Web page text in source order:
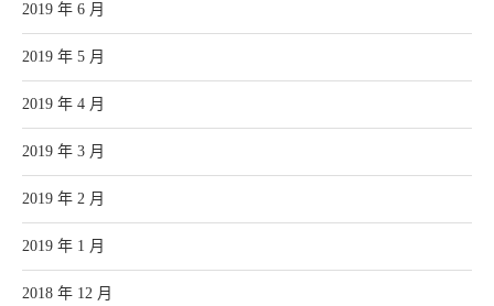
2019 年 6 月
2019 年 5 月
2019 年 4 月
2019 年 3 月
2019 年 2 月
2019 年 1 月
2018 年 12 月